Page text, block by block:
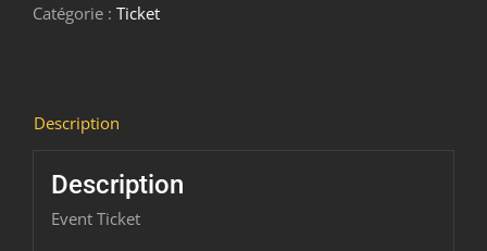
Catégorie : Ticket
Description
Description
Event Ticket